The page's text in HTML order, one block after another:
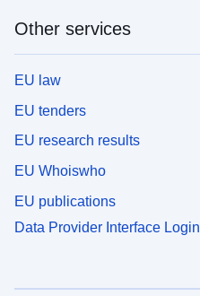
Other services
EU law
EU tenders
EU research results
EU Whoiswho
EU publications
Data Provider Interface Login